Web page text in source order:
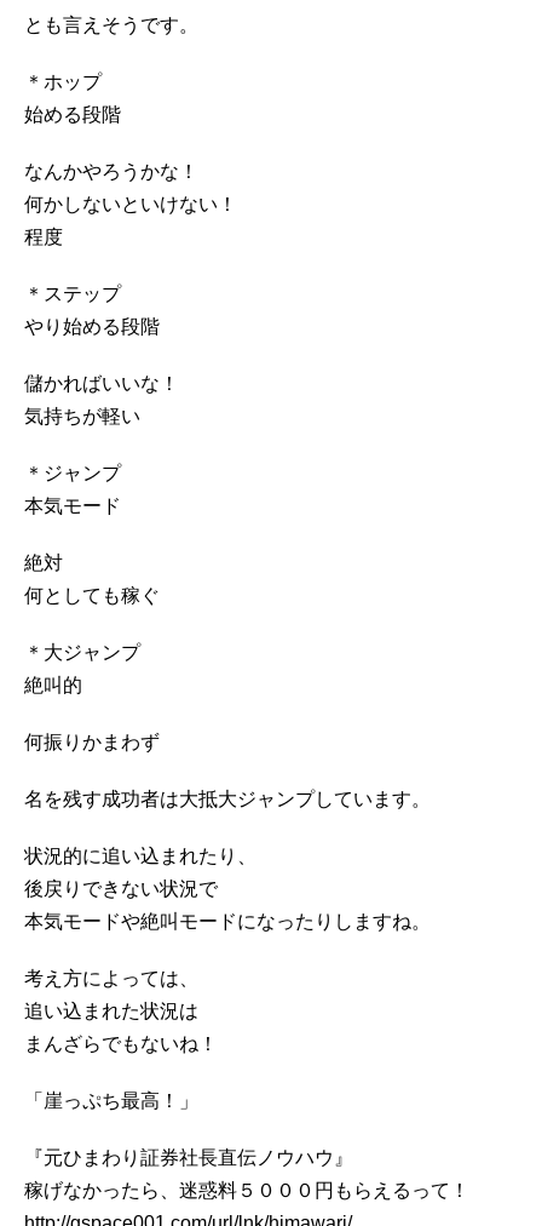
とも言えそうです。
＊ホップ
始める段階
なんかやろうかな！
何かしないといけない！
程度
＊ステップ
やり始める段階
儲かればいいな！
気持ちが軽い
＊ジャンプ
本気モード
絶対
何としても稼ぐ
＊大ジャンプ
絶叫的
何振りかまわず
名を残す成功者は大抵大ジャンプしています。
状況的に追い込まれたり、
後戻りできない状況で
本気モードや絶叫モードになったりしますね。
考え方によっては、
追い込まれた状況は
まんざらでもないね！
「崖っぷち最高！」
『元ひまわり証券社長直伝ノウハウ』
稼げなかったら、迷惑料５０００円もらえるって！